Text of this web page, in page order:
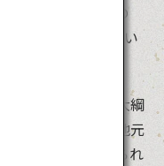
った大綱を引くの
突、妨害ありの戦い
をも熱くします。
ることも可能。大綱
作業に参加し、地元
最後に半分に切られ